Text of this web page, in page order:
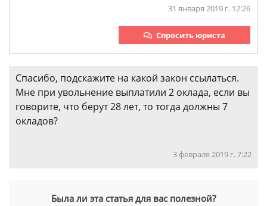
31 января 2019 г. 12:26
Спросить юриста
Спасибо, подскажите на какой закон ссылаться.
Мне при увольнение выплатили 2 оклада, если вы
говорите, что берут 28 лет, то тогда должны 7
окладов?
3 февраля 2019 г. 7:22
Была ли эта статья для вас полезной?